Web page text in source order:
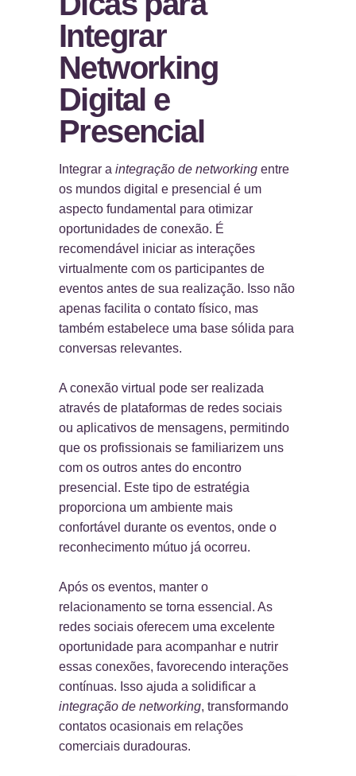
Integrar
Networking
Digital e
Presencial
Integrar a integração de networking entre
os mundos digital e presencial é um
aspecto fundamental para otimizar
oportunidades de conexão. É
recomendável iniciar as interações
virtualmente com os participantes de
eventos antes de sua realização. Isso não
apenas facilita o contato físico, mas
também estabelece uma base sólida para
conversas relevantes.
A conexão virtual pode ser realizada
através de plataformas de redes sociais
ou aplicativos de mensagens, permitindo
que os profissionais se familiarizem uns
com os outros antes do encontro
presencial. Este tipo de estratégia
proporciona um ambiente mais
confortável durante os eventos, onde o
reconhecimento mútuo já ocorreu.
Após os eventos, manter o
relacionamento se torna essencial. As
redes sociais oferecem uma excelente
oportunidade para acompanhar e nutrir
essas conexões, favorecendo interações
contínuas. Isso ajuda a solidificar a
integração de networking, transformando
contatos ocasionais em relações
comerciais duradouras.